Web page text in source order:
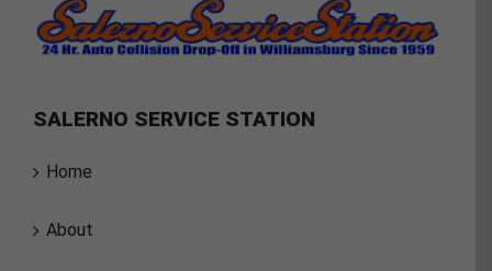
SALERNO SERVICE STATION
Home
About